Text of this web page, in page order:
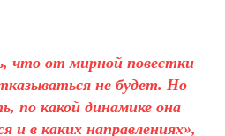
что от мирной повестки
не будет. Но
по какой динамике она
и в каких направлениях»,